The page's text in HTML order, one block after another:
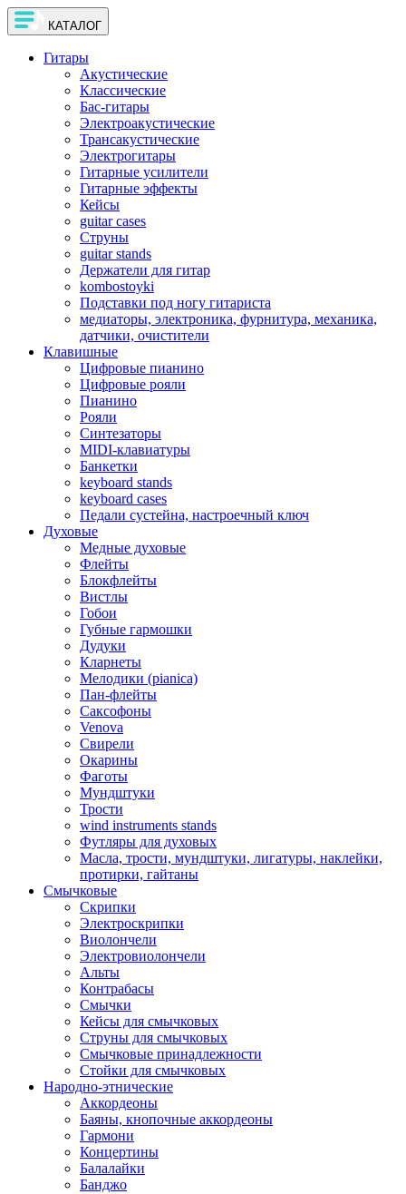
КАТАЛОГ
Гитары
Акустические
Классические
Бас-гитары
Электроакустические
Трансакустические
Электрогитары
Гитарные усилители
Гитарные эффекты
Кейсы
guitar cases
Струны
guitar stands
Держатели для гитар
kombostoyki
Подставки под ногу гитариста
медиаторы, электроника, фурнитура, механика,
датчики, очистители
Клавишные
Цифровые пианино
Цифровые рояли
Пианино
Рояли
Синтезаторы
MIDI-клавиатуры
Банкетки
keyboard stands
keyboard cases
Педали сустейна, настроечный ключ
Духовые
Медные духовые
Флейты
Блокфлейты
Вистлы
Гобои
Губные гармошки
Дудуки
Кларнеты
Мелодики (pianica)
Пан-флейты
Саксофоны
Venova
Свирели
Окарины
Фаготы
Мундштуки
Трости
wind instruments stands
Футляры для духовых
Масла, трости, мундштуки, лигатуры, наклейки,
протирки, гайтаны
Смычковые
Скрипки
Электроскрипки
Виолончели
Электровиолончели
Альты
Контрабасы
Смычки
Кейсы для смычковых
Струны для смычковых
Смычковые принадлежности
Стойки для смычковых
Народно-этнические
Аккордеоны
Баяны, кнопочные аккордеоны
Гармони
Концертины
Балалайки
Банджо